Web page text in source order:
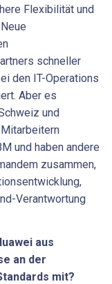
Flexibilität und
schneller
den IT-Operations
Aber es
und
und haben andere
zusammen,
Verantwortung
aus
an der
mit?